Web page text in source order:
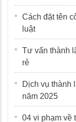
Cách đặt tên
luật
Tư vấn thành
rẻ
Dịch vụ thành
năm 2025
04 vi phạm về